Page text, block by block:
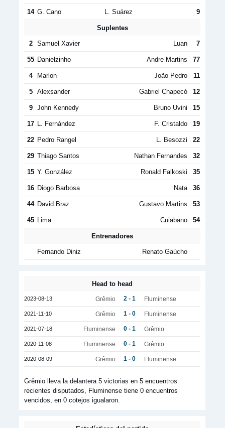
14 G. Cano L. Suárez 9
Suplentes
2 Samuel Xavier Luan 7
55 Danielzinho Andre Martins 77
4 Marlon João Pedro 11
5 Alexsander Gabriel Chapecó 12
9 John Kennedy Bruno Uvini 15
17 L. Fernández F. Cristaldo 19
22 Pedro Rangel L. Besozzi 22
29 Thiago Santos Nathan Fernandes 32
15 Y. González Ronald Falkoski 35
16 Diogo Barbosa Nata 36
44 David Braz Gustavo Martins 53
45 Lima Cuiabano 54
Entrenadores
Fernando Diniz Renato Gaúcho
Head to head
2023-08-13 Grêmio 2 - 1 Fluminense
2021-11-10 Grêmio 1 - 0 Fluminense
2021-07-18 Fluminense 0 - 1 Grêmio
2020-11-08 Fluminense 0 - 1 Grêmio
2020-08-09 Grêmio 1 - 0 Fluminense
Grêmio lleva la delantera 5 victorias en 5 encuentros
recientes disputados, Fluminense tiene 0 encuentros
vencidos, en 0 cotejos igualaron.